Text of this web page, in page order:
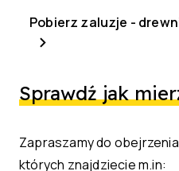
Pobierz zaluzje -
Sprawdź jak
Zapraszamy do
których znajdziecie m.in: